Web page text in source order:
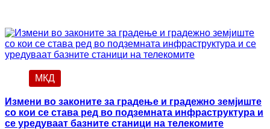
МКД
Измени во законите за градење и градежно земјиште
со кои се става ред во подземната инфраструктура и
се уредуваат базните станици на телекомите